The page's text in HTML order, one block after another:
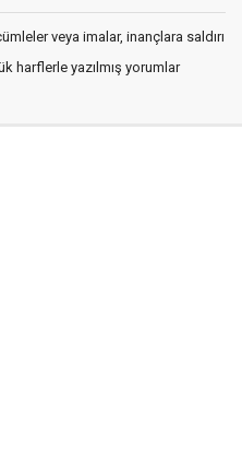
veya imalar, inançlara saldırı
harflerle yazılmış yorumlar